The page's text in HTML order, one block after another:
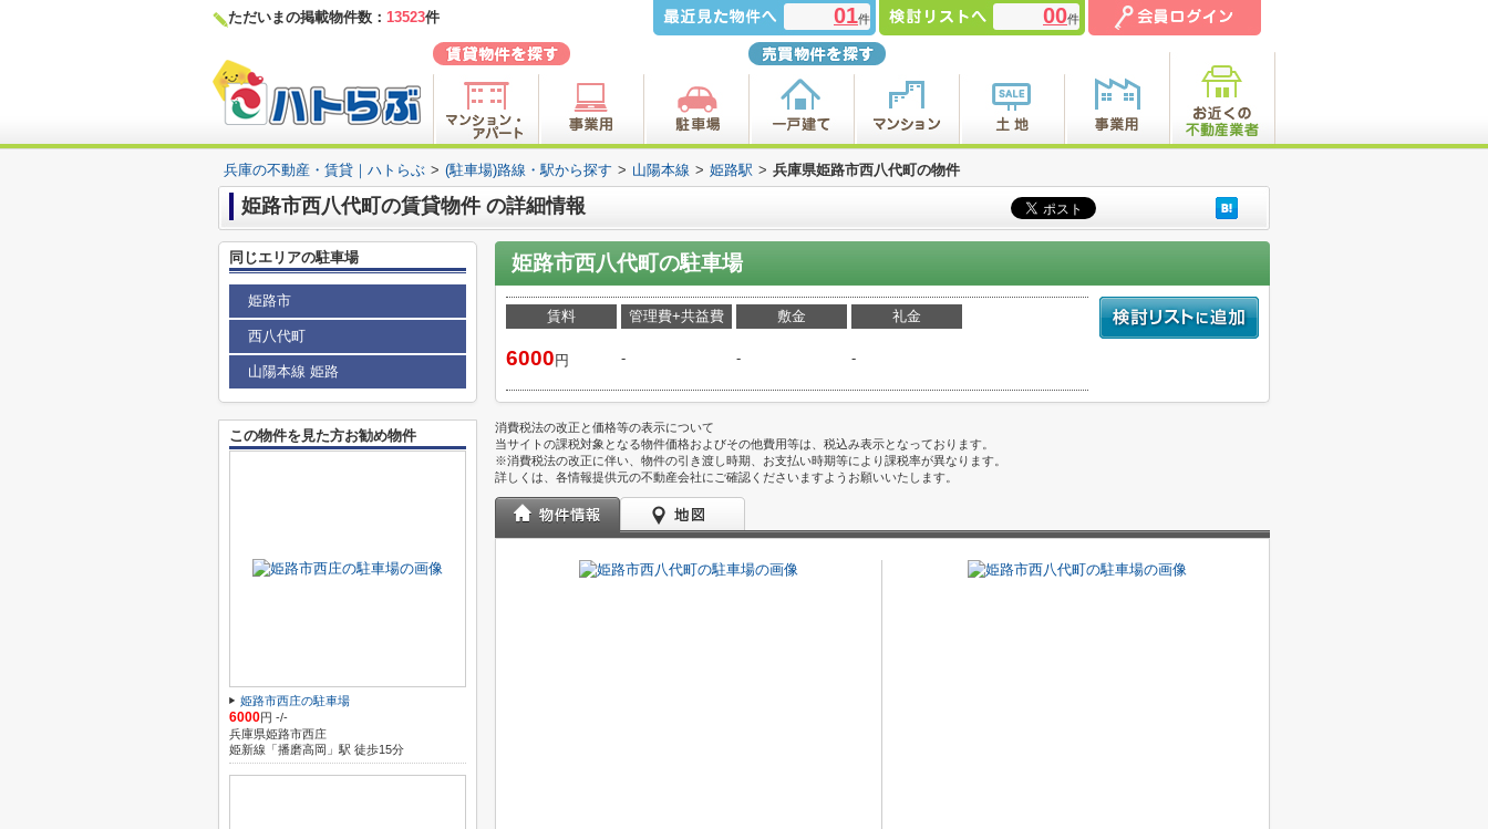
ただいまの掲載物件数： 13523件 01件 00件
兵庫の不動産・賃貸｜ハトらぶ > (駐車場)路線・駅から探す > 山陽本線 > 姫路駅 > 兵庫県姫路市西八代町の物件
姫路市西八代町の賃貸物件 の詳細情報
姫路市西八代町の駐車場
賃料
6000 円
管理費+共益費
-
敷金
-
礼金
-
消費税法の改正と価格等の表示について
当サイトの課税対象となる物件価格およびその他費用等は、税込み表示となっております。
※消費税法の改正に伴い、物件の引き渡し時期、お支払い時期等により課税率が異なります。
詳しくは、各情報提供元の不動産会社にご確認くださいますようお願いいたします。
同じエリアの駐車場
姫路市
西八代町
山陽本線 姫路
この物件を見た方お勧め物件
姫路市西庄の駐車場
6000円 -/-
兵庫県姫路市西庄
姫新線「播磨高岡」駅 徒歩15分